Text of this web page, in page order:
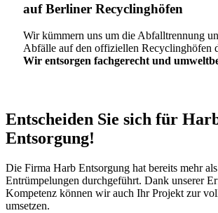
auf Berliner Recyclinghöfen​
Wir kümmern uns um die Abfalltrennung
Abfälle auf den offiziellen Recyclinghöfen
Wir entsorgen fachgerecht und
Entscheiden Sie sich für
Entsorgung!​
Die Firma Harb Entsorgung hat bereits mehr
Entrümpelungen durchgeführt. Dank unserer
Kompetenz können wir auch Ihr Projekt zur
umsetzen.